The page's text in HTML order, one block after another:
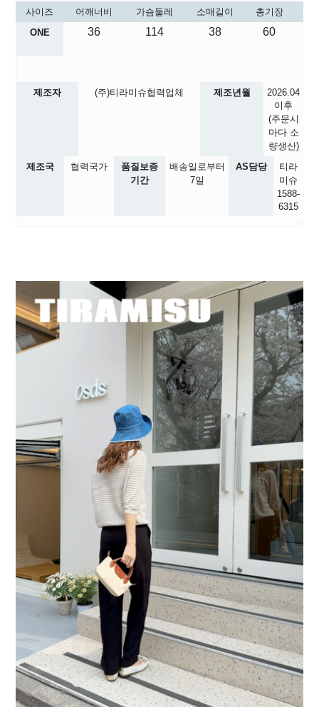
사이즈
어깨너비 가슴둘레 소매길이
총기장
ONE
36 114 38 60
제조자 (주)티라미슈협력업체 제조년월
2026.04
이후
(주문시
마다 소
량생산)
제조국
협력국가
품질보증
기간
배송일로부터
7일
AS담당
티라
미슈
1588-
6315